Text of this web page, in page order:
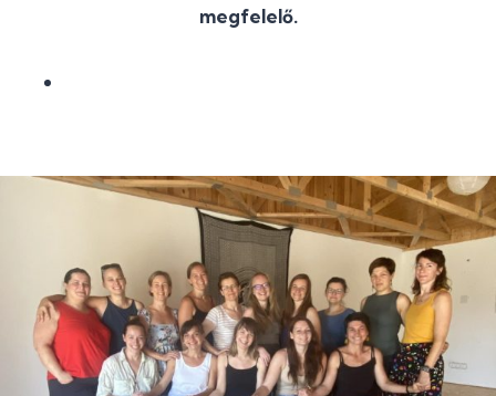
megfelelő.